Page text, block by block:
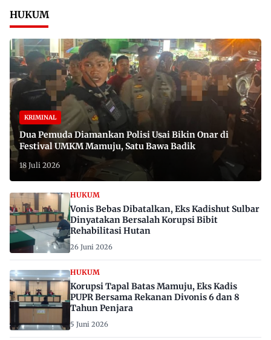
HUKUM
KRIMINAL
Dua Pemuda Diamankan Polisi Usai Bikin Onar di
Festival UMKM Mamuju, Satu Bawa Badik
18 Juli 2026
HUKUM
Vonis Bebas Dibatalkan, Eks Kadishut Sulbar
Dinyatakan Bersalah Korupsi Bibit
Rehabilitasi Hutan
26 Juni 2026
HUKUM
Korupsi Tapal Batas Mamuju, Eks Kadis
PUPR Bersama Rekanan Divonis 6 dan 8
Tahun Penjara
5 Juni 2026